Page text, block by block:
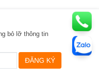
bỏ lỡ thông tin
ĐĂNG KÝ